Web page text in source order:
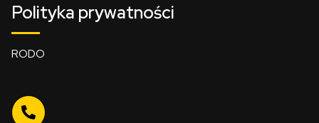
Polityka prywatności
RODO